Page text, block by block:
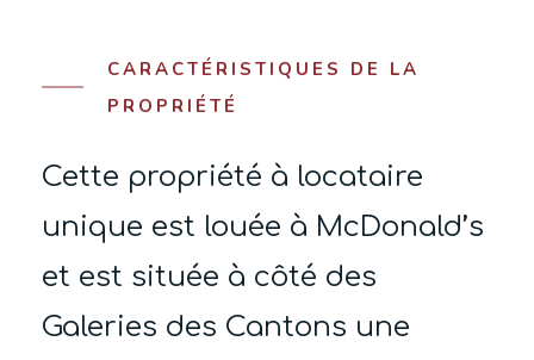
CARACTÉRISTIQUES DE LA
PROPRIÉTÉ
Cette propriété à locataire
unique est louée à McDonald’s
et est située à côté des
Galeries des Cantons une